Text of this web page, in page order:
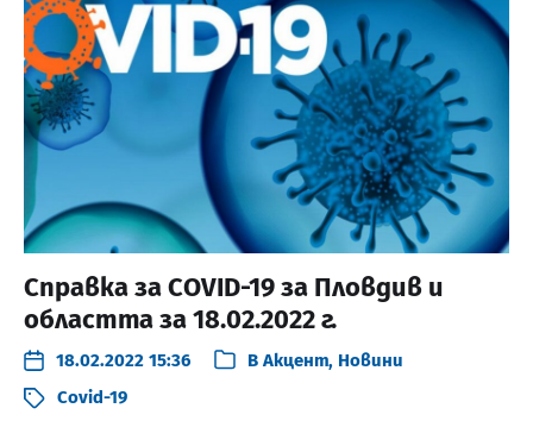
Справка за COVID-19 за Пловдив и
областта за 18.02.2022 г.
18.02.2022 15:36 В Акцент, Новини
Covid-19